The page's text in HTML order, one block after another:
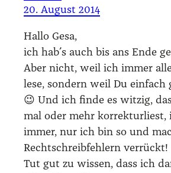
20. August 2014
Hal­lo Gesa,
ich hab´s auch bis ans Ende
Aber nicht, weil ich immer
lese, son­dern weil Du ein­fach
😉 Und ich fin­de es wit­zig,
mal oder mehr kor­rek­tur­liest,
immer, nur ich bin so und
Recht­schreib­feh­lern ver­rückt!
Tut gut zu wis­sen, dass ich